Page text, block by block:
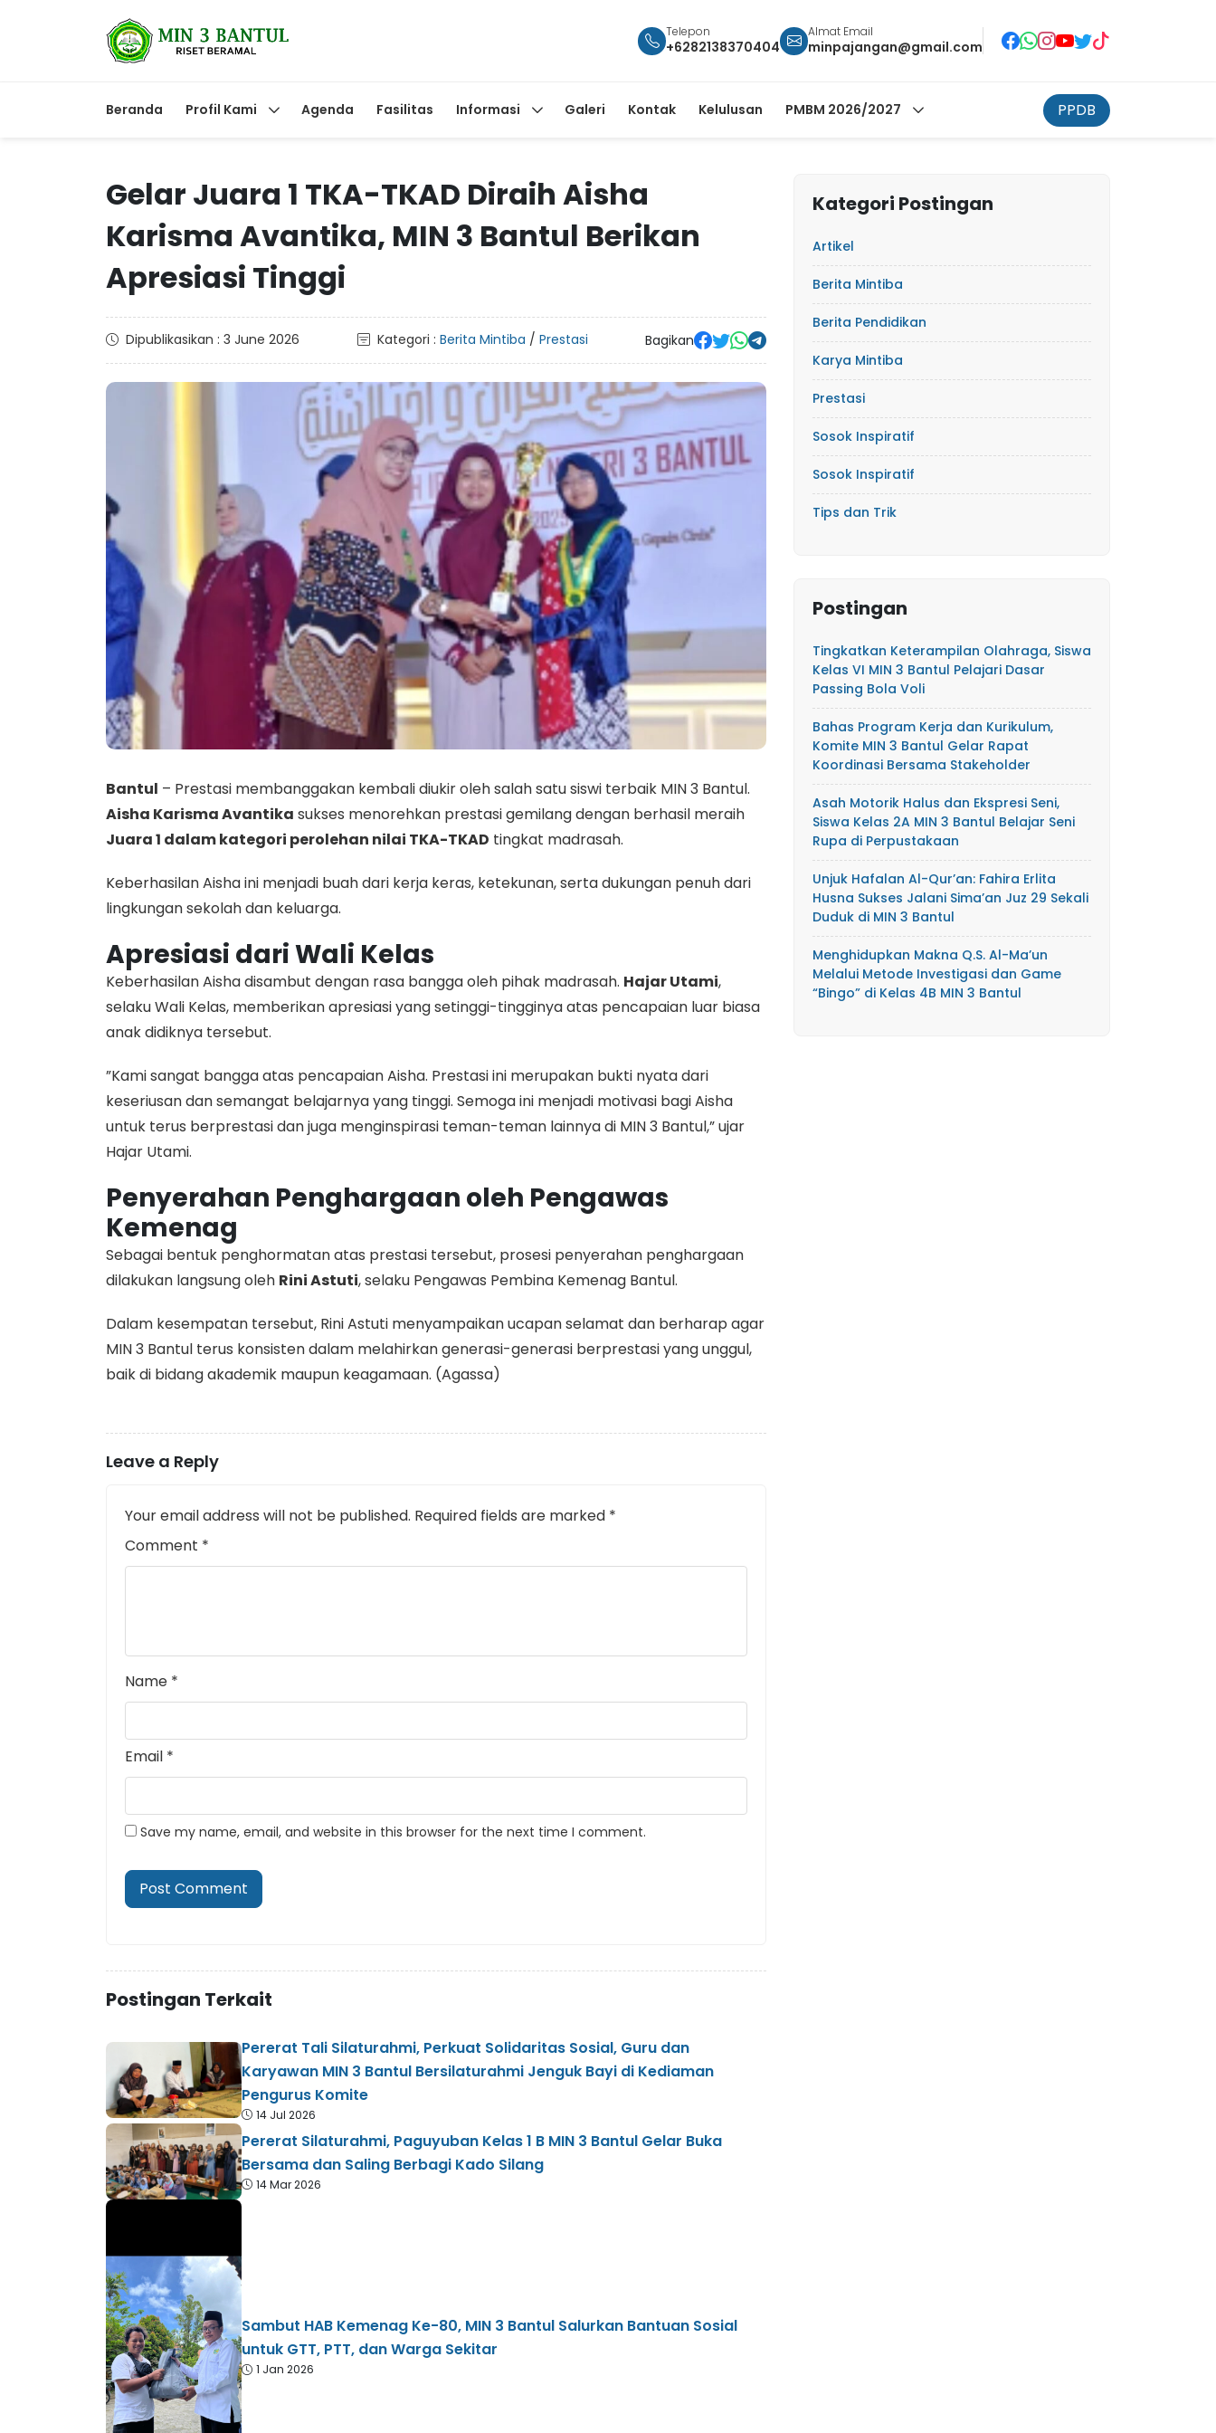
Telepon
+6282138370404
Almat Email
minpajangan@gmail.com
Beranda Profil Kami Agenda Fasilitas Informasi Galeri Kontak Kelulusan PMBM 2026/2027 PPDB
Gelar Juara 1 TKA-TKAD Diraih Aisha
Karisma Avantika, MIN 3 Bantul Berikan
Apresiasi Tinggi
Dipublikasikan : 3 June 2026 Kategori : Berita Mintiba / Prestasi Bagikan
Bantul – Prestasi membanggakan kembali diukir oleh salah satu siswi terbaik MIN 3 Bantul.
Aisha Karisma Avantika sukses menorehkan prestasi gemilang dengan berhasil meraih
Juara 1 dalam kategori perolehan nilai TKA-TKAD tingkat madrasah.
​Keberhasilan Aisha ini menjadi buah dari kerja keras, ketekunan, serta dukungan penuh dari
lingkungan sekolah dan keluarga.
Apresiasi dari Wali Kelas
​Keberhasilan Aisha disambut dengan rasa bangga oleh pihak madrasah. Hajar Utami,
selaku Wali Kelas, memberikan apresiasi yang setinggi-tingginya atas pencapaian luar biasa
anak didiknya tersebut.
​”Kami sangat bangga atas pencapaian Aisha. Prestasi ini merupakan bukti nyata dari
keseriusan dan semangat belajarnya yang tinggi. Semoga ini menjadi motivasi bagi Aisha
untuk terus berprestasi dan juga menginspirasi teman-teman lainnya di MIN 3 Bantul,” ujar
Hajar Utami.
Penyerahan Penghargaan oleh Pengawas
Kemenag
​Sebagai bentuk penghormatan atas prestasi tersebut, prosesi penyerahan penghargaan
dilakukan langsung oleh Rini Astuti, selaku Pengawas Pembina Kemenag Bantul.
​Dalam kesempatan tersebut, Rini Astuti menyampaikan ucapan selamat dan berharap agar
MIN 3 Bantul terus konsisten dalam melahirkan generasi-generasi berprestasi yang unggul,
baik di bidang akademik maupun keagamaan. (Agassa)
Leave a Reply
Your email address will not be published. Required fields are marked *
Comment *
Name *
Email *
Save my name, email, and website in this browser for the next time I comment.
Postingan Terkait
Pererat Tali Silaturahmi, Perkuat Solidaritas Sosial, Guru dan
Karyawan MIN 3 Bantul Bersilaturahmi Jenguk Bayi di Kediaman
Pengurus Komite
14 Jul 2026
Pererat Silaturahmi, Paguyuban Kelas 1 B MIN 3 Bantul Gelar Buka
Bersama dan Saling Berbagi Kado Silang
14 Mar 2026
Sambut HAB Kemenag Ke-80, MIN 3 Bantul Salurkan Bantuan Sosial
untuk GTT, PTT, dan Warga Sekitar
1 Jan 2026
Kategori Postingan
Artikel
Berita Mintiba
Berita Pendidikan
Karya Mintiba
Prestasi
Sosok Inspiratif
Sosok Inspiratif
Tips dan Trik
Postingan
Tingkatkan Keterampilan Olahraga, Siswa
Kelas VI MIN 3 Bantul Pelajari Dasar
Passing Bola Voli
Bahas Program Kerja dan Kurikulum,
Komite MIN 3 Bantul Gelar Rapat
Koordinasi Bersama Stakeholder
Asah Motorik Halus dan Ekspresi Seni,
Siswa Kelas 2A MIN 3 Bantul Belajar Seni
Rupa di Perpustakaan
Unjuk Hafalan Al-Qur’an: Fahira Erlita
Husna Sukses Jalani Sima’an Juz 29 Sekali
Duduk di MIN 3 Bantul
Menghidupkan Makna Q.S. Al-Ma’un
Melalui Metode Investigasi dan Game
“Bingo” di Kelas 4B MIN 3 Bantul